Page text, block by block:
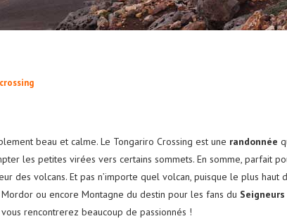
g
beau et calme. Le Tongariro Crossing est une randonnée
les petites virées vers certains sommets. En somme, parfait
des volcans. Et pas n’importe quel volcan, puisque le plus haut
ou encore Montagne du destin pour les fans du
rencontrerez beaucoup de passionnés !